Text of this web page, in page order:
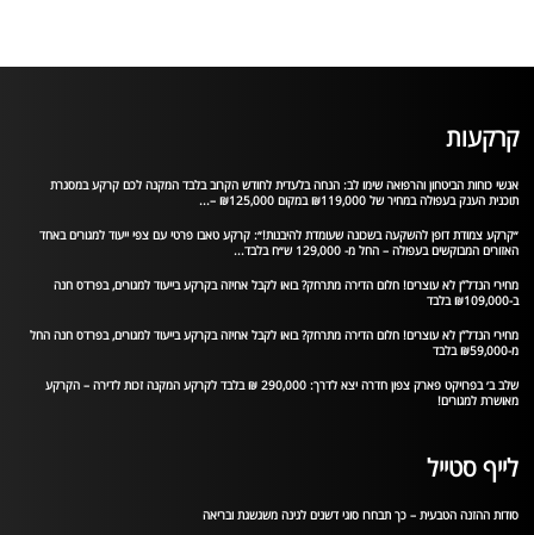
קרקעות
אנשי כוחות הביטחון והרפואה שימו לב: הנחה בלעדית לחודש הקרוב בלבד המקנה לכם קרקע במסגרת
תוכנית הענק בעפולה במחיר של ₪119,000 במקום ₪125,000 –...
״קרקע צמודת דופן להשקעה בשכונה שעומדת להיבנות!״: קרקע טאבו פרטי עם צפי ייעוד למגורים באחד
האזורים המבוקשים בעפולה – החל מ- 129,000 ש״ח בלבד...
מחירי הנדל”ן לא עוצרים! חלום הדירה מתרחק? בואו לקבל אחיזה בקרקע בייעוד למגורים, בפרדס חנה
ב-₪109,000 בלבד
מחירי הנדל”ן לא עוצרים! חלום הדירה מתרחק? בואו לקבל אחיזה בקרקע בייעוד למגורים, בפרדס חנה החל
מ-₪59,000 בלבד
שלב ב׳ בפרויקט פארק צפון חדרה יצא לדרך: 290,000 ₪ בלבד לקרקע המקנה זכות לדירה – הקרקע
מאושרת למגורים!
לייף סטייל
סודות ההזנה הטבעית – כך תבחרו סוגי דשנים לגינה משגשגת ובריאה